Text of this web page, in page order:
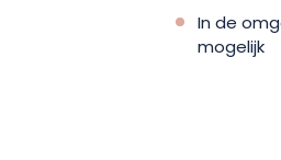
In de
mogelijk